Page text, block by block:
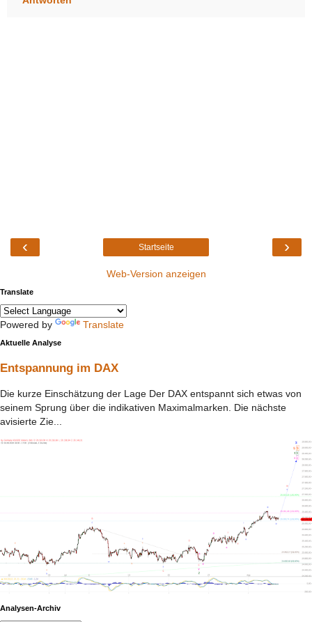
‹ ›
Startseite
Web-Version anzeigen
Translate
Powered by Translate
Aktuelle Analyse
Entspannung im DAX
Die kurze Einschätzung der Lage Der DAX entspannt sich etwas von
seinem Sprung über die indikativen Maximalmarken. Die nächste
avisierte Zie...
Analysen-Archiv